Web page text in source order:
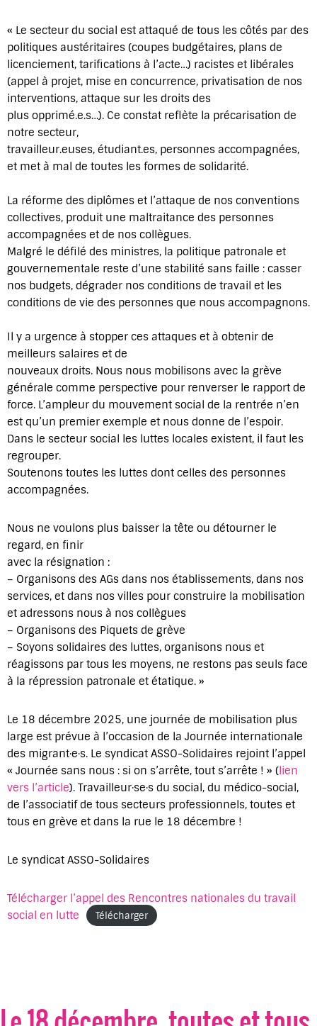
« Le secteur du social est attaqué de tous les côtés par des
politiques austéritaires (coupes budgétaires, plans de
licenciement, tarifications à l’acte…) racistes et libérales
(appel à projet, mise en concurrence, privatisation de nos
interventions, attaque sur les droits des
plus opprimé.e.s…). Ce constat reflète la précarisation de
notre secteur,
travailleur.euses, étudiant.es, personnes accompagnées,
et met à mal de toutes les formes de solidarité.
La réforme des diplômes et l’attaque de nos conventions
collectives, produit une maltraitance des personnes
accompagnées et de nos collègues.
Malgré le défilé des ministres, la politique patronale et
gouvernementale reste d’une stabilité sans faille : casser
nos budgets, dégrader nos conditions de travail et les
conditions de vie des personnes que nous accompagnons.
Il y a urgence à stopper ces attaques et à obtenir de
meilleurs salaires et de
nouveaux droits. Nous nous mobilisons avec la grève
générale comme perspective pour renverser le rapport de
force. L’ampleur du mouvement social de la rentrée n’en
est qu’un premier exemple et nous donne de l’espoir.
Dans le secteur social les luttes locales existent, il faut les
regrouper.
Soutenons toutes les luttes dont celles des personnes
accompagnées.
Nous ne voulons plus baisser la tête ou détourner le
regard, en finir
avec la résignation :
– Organisons des AGs dans nos établissements, dans nos
services, et dans nos villes pour construire la mobilisation
et adressons nous à nos collègues
– Organisons des Piquets de grève
– Soyons solidaires des luttes, organisons nous et
réagissons par tous les moyens, ne restons pas seuls face
à la répression patronale et étatique. »
Le 18 décembre 2025, une journée de mobilisation plus
large est prévue à l’occasion de la Journée internationale
des migrant·e·s. Le syndicat ASSO-Solidaires rejoint l’appel
« Journée sans nous : si on s’arrête, tout s’arrête ! » (lien
vers l’article). Travailleur·se·s du social, du médico-social,
de l’associatif de tous secteurs professionnels, toutes et
tous en grève et dans la rue le 18 décembre !
Le syndicat ASSO-Solidaires
Télécharger l’appel des Rencontres nationales du travail
social en lutte
Télécharger